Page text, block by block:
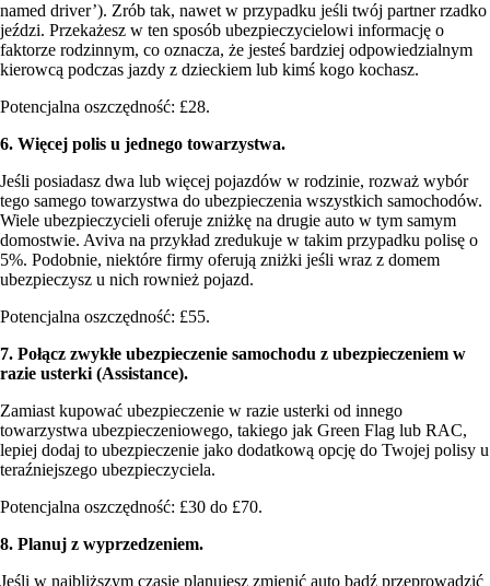
named driver’). Zrób tak, nawet w przypadku jeśli twój partner rzadko
jeździ. Przekażesz w ten sposób ubezpieczycielowi informację o
faktorze rodzinnym, co oznacza, że jesteś bardziej odpowiedzialnym
kierowcą podczas jazdy z dzieckiem lub kimś kogo kochasz.
Potencjalna oszczędność: £28.
6. Więcej polis u jednego towarzystwa.
Jeśli posiadasz dwa lub więcej pojazdów w rodzinie, rozważ wybór
tego samego towarzystwa do ubezpieczenia wszystkich samochodów.
Wiele ubezpieczycieli oferuje zniżkę na drugie auto w tym samym
domostwie. Aviva na przykład zredukuje w takim przypadku polisę o
5%. Podobnie, niektóre firmy oferują zniżki jeśli wraz z domem
ubezpieczysz u nich rownież pojazd.
Potencjalna oszczędność: £55.
7. Połącz zwykłe ubezpieczenie samochodu z ubezpieczeniem w
razie usterki (Assistance).
Zamiast kupować ubezpieczenie w razie usterki od innego
towarzystwa ubezpieczeniowego, takiego jak Green Flag lub RAC,
lepiej dodaj to ubezpieczenie jako dodatkową opcję do Twojej polisy u
teraźniejszego ubezpieczyciela.
Potencjalna oszczędność: £30 do £70.
8. Planuj z wyprzedzeniem.
Jeśli w najbliższym czasie planujesz zmienić auto bądź przeprowadzić